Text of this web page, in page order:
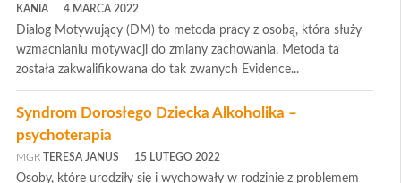
KANIA
4 MARCA 2022
Dialog Motywujący (DM) to metoda pracy z osobą, która służy
wzmacnianiu motywacji do zmiany zachowania. Metoda ta
została zakwalifikowana do tak zwanych Evidence...
Syndrom Dorosłego Dziecka Alkoholika –
psychoterapia
MGR TERESA JANUS 15 LUTEGO 2022
Osoby, które urodziły się i wychowały w rodzinie z problemem